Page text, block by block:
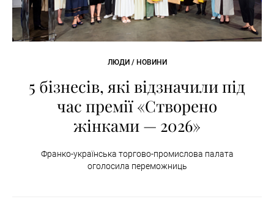
ЛЮДИ / НОВИНИ
5 бізнесів, які відзначили під
час премії «Створено
жінками — 2026»
Франко-українська торгово-промислова палата
оголосила переможниць